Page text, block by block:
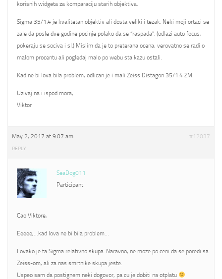
korisnih widgeta za komparaciju starih objektiva.
Sigma 35/1.4 je kvalitetan objektiv ali dosta veliki i tezak. Neki moji ortaci se
zale da posle dve godine pocinje polako da se “raspada”. (odlazi auto focus,
pokeraju se sociva i sl.) Mislim da je to preterana ocena, verovatno se radi o
malom procentu ali pogledaj malo po webu sta kazu ostali.
Kad ne bi lova bila problem, odlican je i mali Zeiss Distagon 35/1.4 ZM.
Uzivaj na i ispod mora,
Viktor
May 2, 2017 at 9:07 am #12037
REPLY
SeaDog011
Participant
Cao Viktore,
Eeeee,…kad lova ne bi bila problem…
I ovako je ta Sigma relativno skupa. Naravno, ne moze po ceni da se poredi sa
Zeiss-om, ali za nas smrtnike skupa jeste.
Uspeo sam da postignem neki dogovor, pa cu je dobiti na otplatu